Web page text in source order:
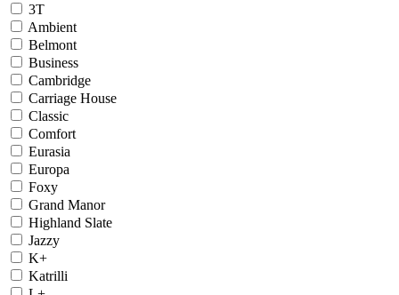
3T
Ambient
Belmont
Business
Cambridge
Carriage House
Classic
Comfort
Eurasia
Europa
Foxy
Grand Manor
Highland Slate
Jazzy
K+
Katrilli